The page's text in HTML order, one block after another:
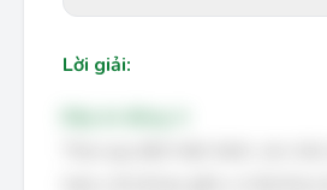
Lời giải: